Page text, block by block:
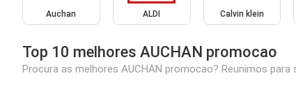
Auchan ALDI Calvin klein
Top 10 melhores AUCHAN promocao
Procura as melhores AUCHAN promocao? Reunimos